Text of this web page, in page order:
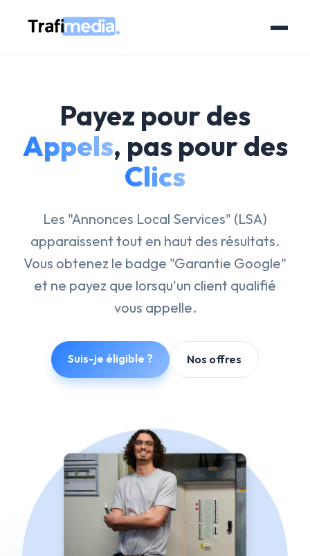
Payez pour des
Appels, pas pour des
Clics
Les "Annonces Local Services" (LSA)
apparaissent tout en haut des résultats.
Vous obtenez le badge "Garantie Google"
et ne payez que lorsqu'un client qualifié
vous appelle.
Suis-je éligible ? Nos offres